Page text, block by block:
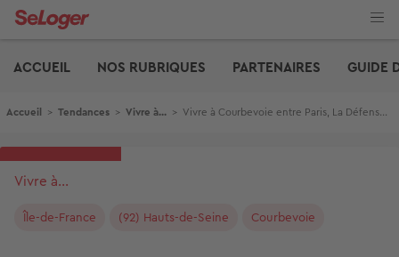
Aller
ACCUEIL
NOS RUBRIQUES PARTENAIRES GUIDE
Fil d'Ariane
Accueil > Tendances > Vivre à... > Vivre à Courbevoie entre Paris, La Défense et les Hauts-de-Seine
Vivre à...
Île-de-France (92) Hauts-de-Seine Courbevoie